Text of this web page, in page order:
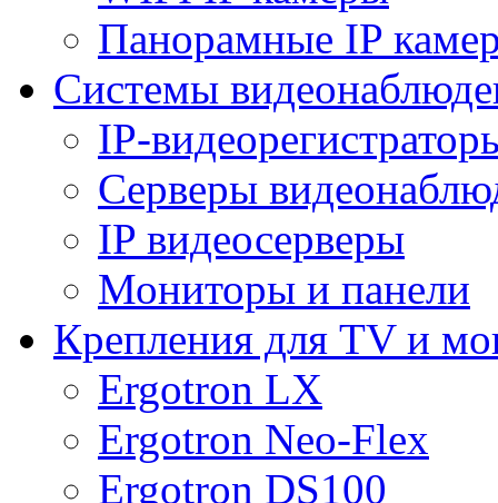
Панорамные IP
Системы
IP-
Серверы
IP видеосерверы
Мониторы и панели
Крепления для TV и
Ergotron LX
Ergotron Neo-Flex
Ergotron DS100